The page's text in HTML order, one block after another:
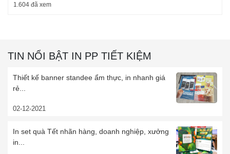
1.604 đã xem
TIN NỔI BẬT IN PP TIẾT KIỆM
Thiết kế banner standee ẩm thực, in nhanh giá
rẻ...
02-12-2021
In set quà Tết nhãn hàng, doanh nghiệp, xưởng
in...